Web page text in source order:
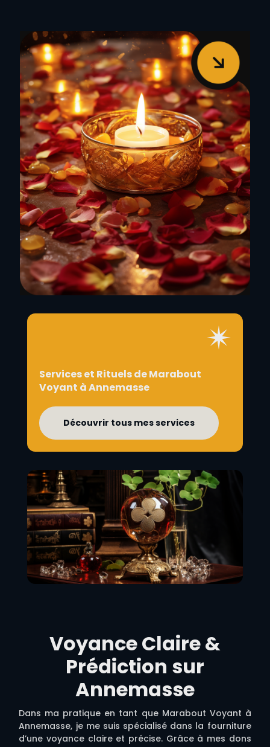
Services et Rituels de Marabout
Voyant à Annemasse
Découvrir tous mes services
Voyance Claire &
Prédiction sur
Annemasse
Dans ma pratique en tant que Marabout Voyant à
Annemasse, je me suis spécialisé dans la fourniture
d’une voyance claire et précise. Grâce à mes dons